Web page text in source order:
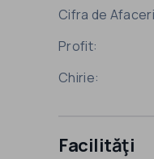
Cifra de
Profit:
Chirie:
Facilităţi